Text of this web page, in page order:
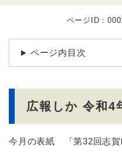
文
ページID：
ページ内目次
広報しか 令和4
今月の表紙 「第32回志賀